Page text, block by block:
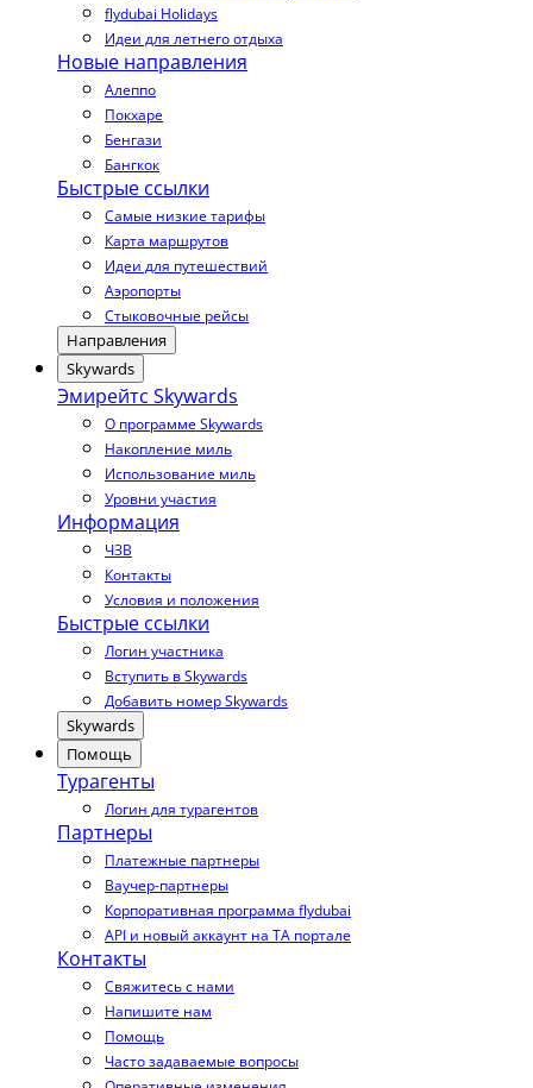
flydubai Holidays
Идеи для летнего отдыха
Новые направления
Алеппо
Покхаре
Бенгази
Бангкок
Быстрые ссылки
Самые низкие тарифы
Карта маршрутов
Идеи для путешествий
Аэропорты
Стыковочные рейсы
Направления
Skywards
Эмирейтс Skywards
О программе Skywards
Накопление миль
Использование миль
Уровни участия
Информация
ЧЗВ
Контакты
Условия и положения
Быстрые ссылки
Логин участника
Вступить в Skywards
Добавить номер Skywards
Skywards
Помощь
Турагенты
Логин для турагентов
Партнеры
Платежные партнеры
Ваучер-партнеры
Корпоративная программа flydubai
API и новый аккаунт на TA портале
Контакты
Свяжитесь с нами
Напишите нам
Помощь
Часто задаваемые вопросы